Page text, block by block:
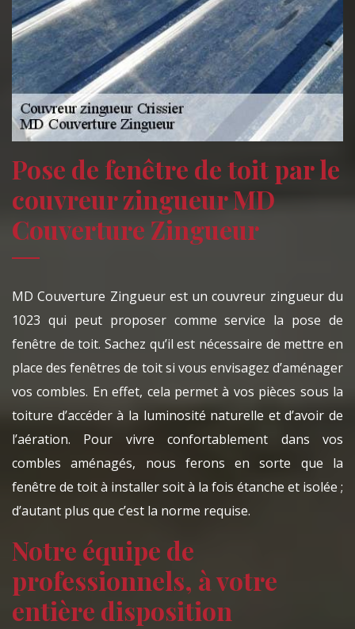
Pose de fenêtre de toit par le
couvreur zingueur MD
Couverture Zingueur
MD Couverture Zingueur est un couvreur zingueur du
1023 qui peut proposer comme service la pose de
fenêtre de toit. Sachez qu’il est nécessaire de mettre en
place des fenêtres de toit si vous envisagez d’aménager
vos combles. En effet, cela permet à vos pièces sous la
toiture d’accéder à la luminosité naturelle et d’avoir de
l’aération. Pour vivre confortablement dans vos
combles aménagés, nous ferons en sorte que la
fenêtre de toit à installer soit à la fois étanche et isolée ;
d’autant plus que c’est la norme requise.
Notre équipe de
professionnels, à votre
entière disposition